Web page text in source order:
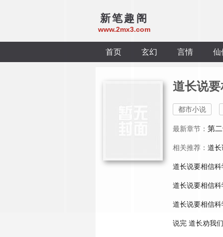
新笔趣阁
www.2mx3.com
首页 玄幻 言情 仙
道长说
都市小说
最新章节： 第
相关推荐： 道长
道长说要相信
道长说要相信科
道长说要相信
说完 道长劝我